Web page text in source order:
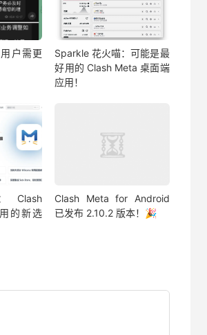
户需更
Sparkle 花火喵：可能是最
好用的 Clash Meta 桌面端
应用！
Clash
的新选
Clash Meta for Android
已发布 2.10.2 版本！🎉